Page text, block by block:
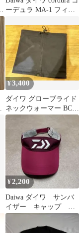
ーデュラ MA-1 フィッ
¥3,400
ダイワ グローブライド
ネックウォーマー BC-
56023W
¥2,200
Daiwa ダイワ サンバ
イザー キャップ 帽
子 釣り アウトドア